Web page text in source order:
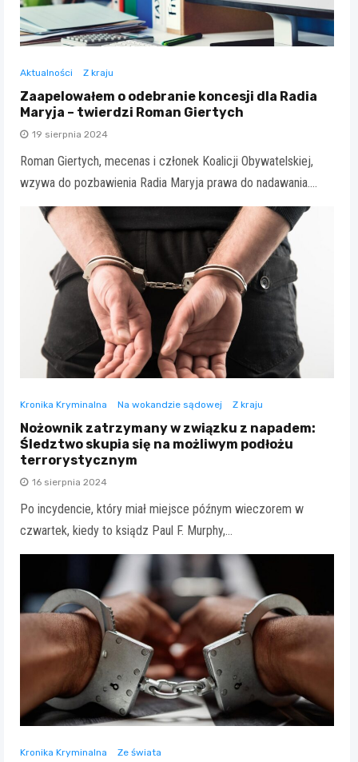
Aktualności Z kraju
Zaapelowałem o odebranie koncesji dla Radia
Maryja – twierdzi Roman Giertych
19 sierpnia 2024
Roman Giertych, mecenas i członek Koalicji Obywatelskiej,
wzywa do pozbawienia Radia Maryja prawa do nadawania.…
Kronika Kryminalna Na wokandzie sądowej Z kraju
Nożownik zatrzymany w związku z napadem:
Śledztwo skupia się na możliwym podłożu
terrorystycznym
16 sierpnia 2024
Po incydencie, który miał miejsce późnym wieczorem w
czwartek, kiedy to ksiądz Paul F. Murphy,…
Kronika Kryminalna Ze świata